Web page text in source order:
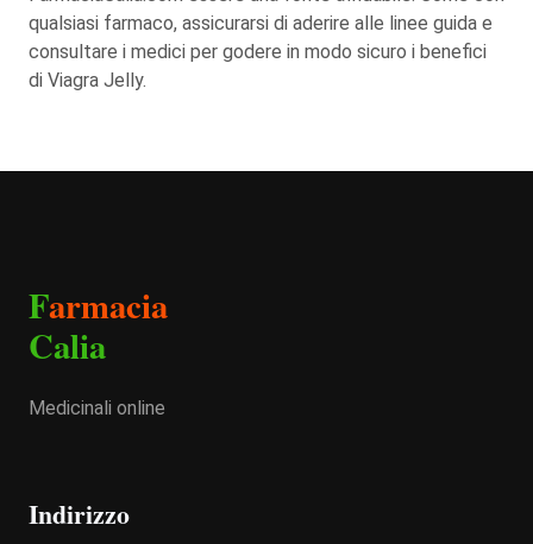
qualsiasi farmaco, assicurarsi di aderire alle linee guida e
consultare i medici per godere in modo sicuro i benefici
di Viagra Jelly.
Farmacia
Calia
Medicinali online
Indirizzo